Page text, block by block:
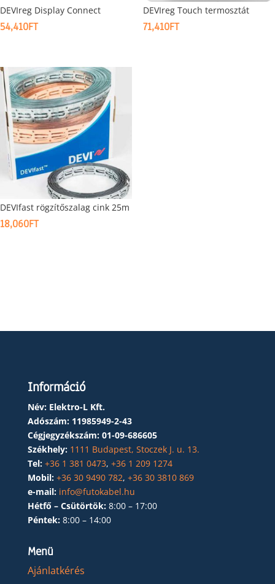
DEVIreg Display Connect
54,410FT
DEVIreg Touch termosztát
71,410FT
DEVIfast rögzítőszalag cink 25m
18,060FT
Információ
Név: Elektro-L Kft.
Adószám: 11985949-2-43
Cégjegyzékszám: 01-09-686605
Székhely: 1111 Budapest, Stoczek J. u. 13.
Tel: +36 1 381 0473, +36 1 209 1274
Mobil: +36 30 9490 782, +36 30 3810 869
e-mail: info@futokabel.hu
Hétfő – Csütörtök: 8:00 – 17:00
Péntek: 8:00 – 14:00
Menü
Ajánlatkérés